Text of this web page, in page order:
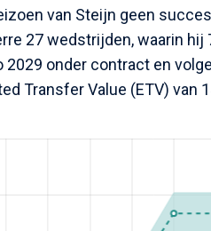
van Steijn geen
27 wedstrijden, waarin hij
onder contract en
Transfer Value (ETV) van